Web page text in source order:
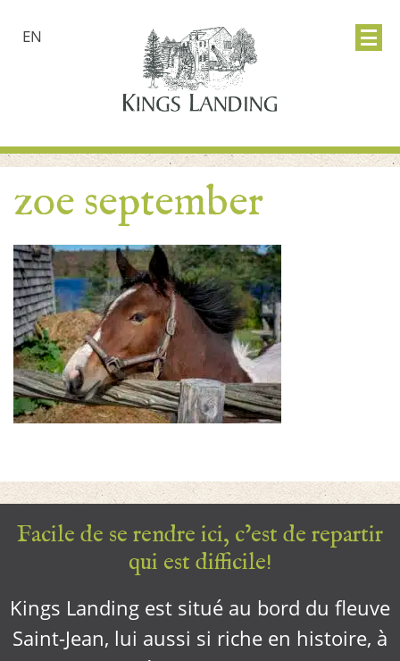
EN
zoe september
Facile de se rendre ici, c’est de repartir
qui est difficile!
Kings Landing est situé au bord du fleuve
Saint-Jean, lui aussi si riche en histoire, à